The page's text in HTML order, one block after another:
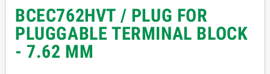
BCEC762HVT / PLUG FOR
PLUGGABLE TERMINAL BLOCK
- 7.62 MM